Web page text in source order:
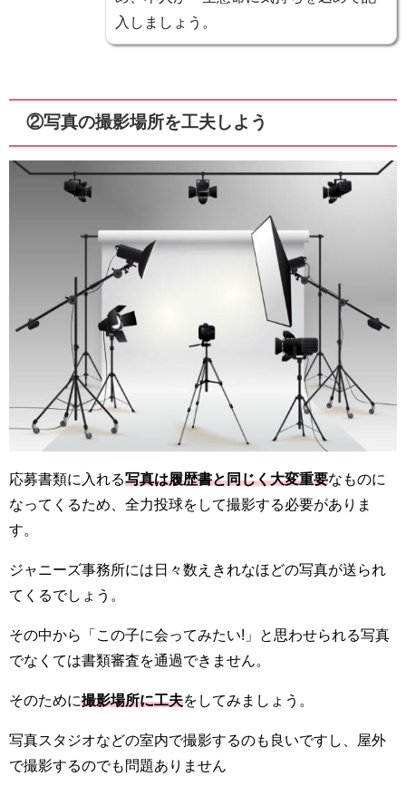
入しましょう。
②写真の撮影場所を工夫しよう
応募書類に入れる写真は履歴書と同じく大変重要なものに
なってくるため、全力投球をして撮影する必要がありま
す。
ジャニーズ事務所には日々数えきれなほどの写真が送られ
てくるでしょう。
その中から「この子に会ってみたい!」と思わせられる写真
でなくては書類審査を通過できません。
そのために撮影場所に工夫をしてみましょう。
写真スタジオなどの室内で撮影するのも良いですし、屋外
で撮影するのでも問題ありません